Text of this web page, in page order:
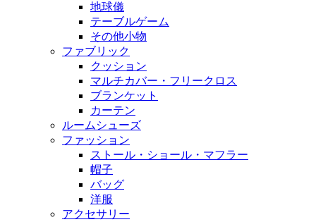
地球儀
テーブルゲーム
その他小物
ファブリック
クッション
マルチカバー・フリークロス
ブランケット
カーテン
ルームシューズ
ファッション
ストール・ショール・マフラー
帽子
バッグ
洋服
アクセサリー